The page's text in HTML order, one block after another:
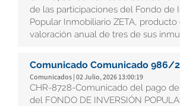
de las participaciones del Fondo de
Popular Inmobiliario ZETA, producto
valoración anual de tres de sus
Comunicado Comunicado 986/
Comunicados | 02 Julio, 2026 13:00:19
CHR-8728-Comunicado del pago
del FONDO DE INVERSIÓN